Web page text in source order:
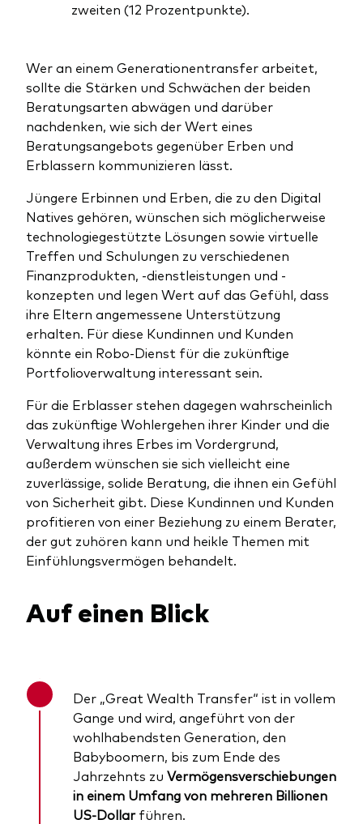
zweiten (12 Prozentpunkte).
Wer an einem Generationentransfer arbeitet,
sollte die Stärken und Schwächen der beiden
Beratungsarten abwägen und darüber
nachdenken, wie sich der Wert eines
Beratungsangebots gegenüber Erben und
Erblassern kommunizieren lässt.
Jüngere Erbinnen und Erben, die zu den Digital
Natives gehören, wünschen sich möglicherweise
technologiegestützte Lösungen sowie virtuelle
Treffen und Schulungen zu verschiedenen
Finanzprodukten, -dienstleistungen und -
konzepten und legen Wert auf das Gefühl, dass
ihre Eltern angemessene Unterstützung
erhalten. Für diese Kundinnen und Kunden
könnte ein Robo-Dienst für die zukünftige
Portfolioverwaltung interessant sein.
Für die Erblasser stehen dagegen wahrscheinlich
das zukünftige Wohlergehen ihrer Kinder und die
Verwaltung ihres Erbes im Vordergrund,
außerdem wünschen sie sich vielleicht eine
zuverlässige, solide Beratung, die ihnen ein Gefühl
von Sicherheit gibt. Diese Kundinnen und Kunden
profitieren von einer Beziehung zu einem Berater,
der gut zuhören kann und heikle Themen mit
Einfühlungsvermögen behandelt.
Auf einen Blick
Der „Great Wealth Transfer“ ist in vollem
Gange und wird, angeführt von der
wohlhabendsten Generation, den
Babyboomern, bis zum Ende des
Jahrzehnts zu Vermögensverschiebungen
in einem Umfang von mehreren Billionen
US-Dollarführen.